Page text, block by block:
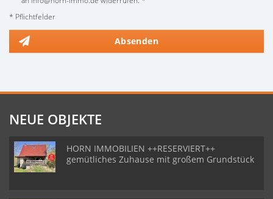
* Pflichtfelder
Absenden
NEUE OBJEKTE
HORN IMMOBILIEN ++RESERVIERT++
gemütliches Zuhause mit großem Grundstück